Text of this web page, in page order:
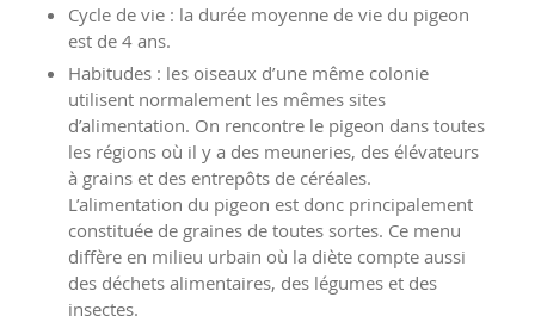
Cycle de vie : la durée moyenne de vie du pigeon
est de 4 ans.
Habitudes : les oiseaux d’une même colonie
utilisent normalement les mêmes sites
d’alimentation. On rencontre le pigeon dans toutes
les régions où il y a des meuneries, des élévateurs
à grains et des entrepôts de céréales.
L’alimentation du pigeon est donc principalement
constituée de graines de toutes sortes. Ce menu
diffère en milieu urbain où la diète compte aussi
des déchets alimentaires, des légumes et des
insectes.